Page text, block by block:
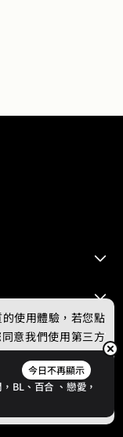
Co., Ltd.
今日不再顯示
BL、 百合 、戀愛，
使用體驗，若您點
意我們使用第三方